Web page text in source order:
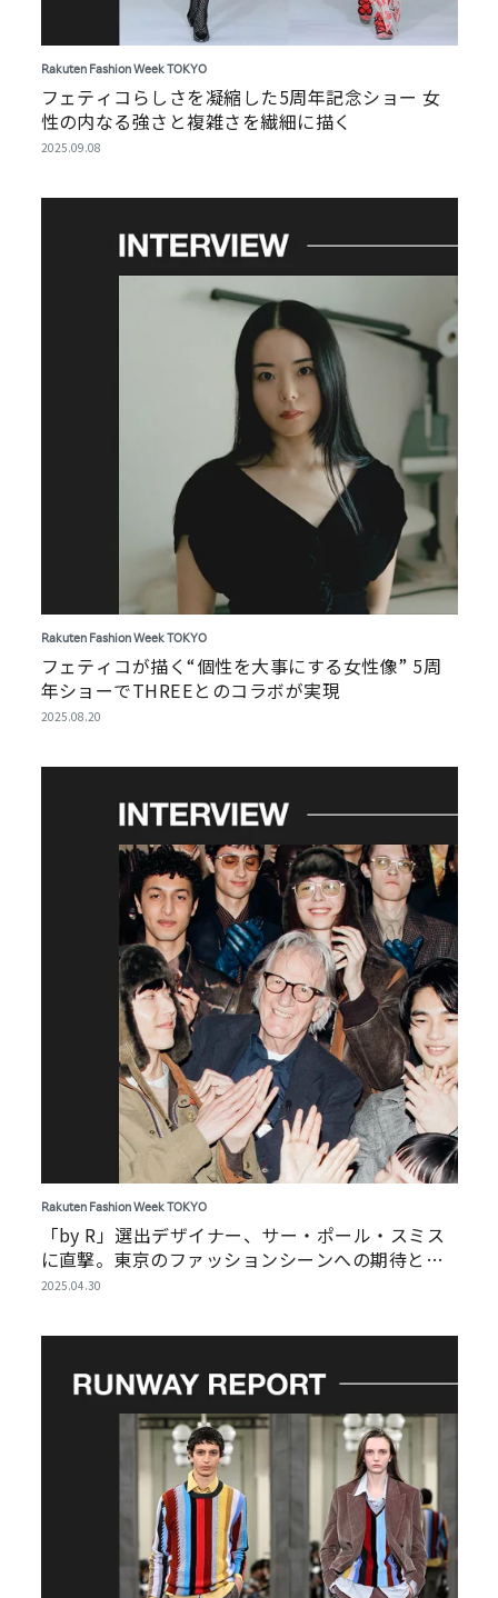
Rakuten Fashion Week TOKYO
フェティコらしさを凝縮した5周年記念ショー 女
性の内なる強さと複雑さを繊細に描く
2025.09.08
Rakuten Fashion Week TOKYO
フェティコが描く“個性を大事にする女性像” 5周
年ショーでTHREEとのコラボが実現
2025.08.20
Rakuten Fashion Week TOKYO
「by R」選出デザイナー、サー・ポール・スミス
に直撃。東京のファッションシーンへの期待と未
来像
2025.04.30